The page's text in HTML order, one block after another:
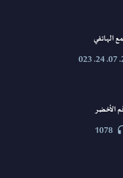
الهاتفي
الأخضر
1078